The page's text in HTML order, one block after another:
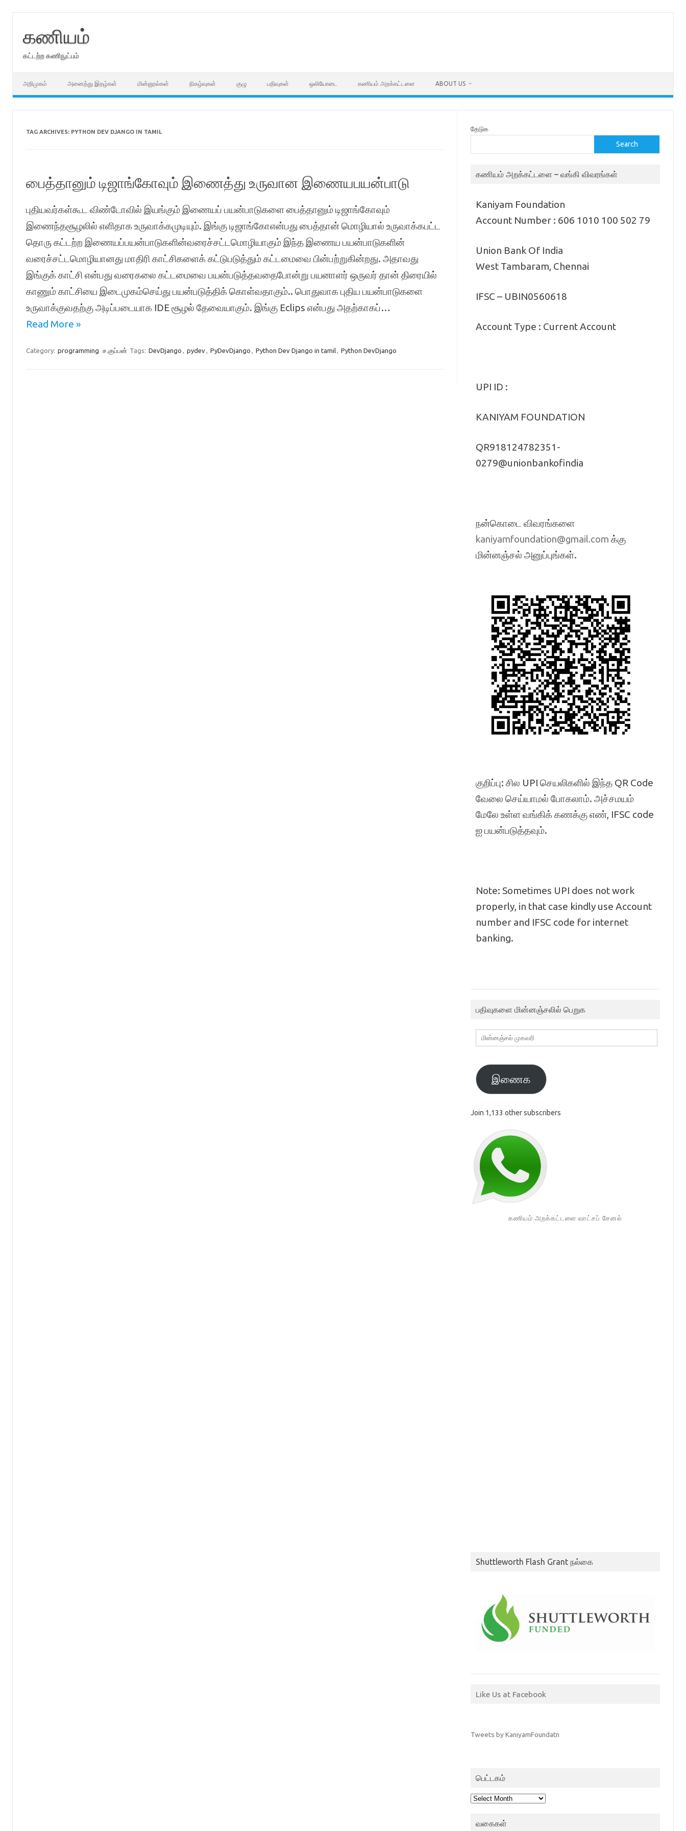
கணியம்
கட்டற்ற கணிநுட்பம்
அறிமுகம் அனைத்து இதழ்கள் மின்னூல்கள் நிகழ்வுகள் குழு பதிவுகள் ஒலியோடை கணியம் அறக்கட்டளை ABOUT US
TAG ARCHIVES: PYTHON DEV DJANGO IN TAMIL
பைத்தானும் டிஜாங்கோவும் இணைத்து உருவான இணையபயன்பாடு
புதியவர்கள்கூட விண்டோவில் இயங்கும் இணையப் பயன்பாடுகளை பைத்தானும் டிஜாங்கோவும்
இணைந்தசூழலில் எளிதாக உருவாக்கமுடியும். இங்கு டிஜாங்கோஎன்பது பைத்தான் மொழியால் உருவாக்கபட்ட
தொரு கட்டற்ற இணையப்பயன்பாடுகளின்வரைச்சட்டமொழியாகும் இந்த இணைய பயன்பாடுகளின்
வரைச்சட்டமொழியானது மாதிரி காட்சிகளைக் கட்டுபடுத்தும் கட்டமைவை பின்பற்றுகின்றது. அதாவது
இங்குக் காட்சி என்பது வரைகலை கட்டமைவை பயன்படுத்தவதைபோன்று பயனாளர் ஒருவர் தான் திரையில்
காணும் காட்சியை இடைமுகம்செய்து பயன்படுத்திக் கொள்வதாகும்.. பொதுவாக புதிய பயன்பாடுகளை
உருவாக்குவதற்கு அடிப்படையாக IDE சூழல் தேவையாகும். இங்கு Eclips என்பது அதற்காகப்…
Read More »
Category: programming ச.குப்பன் Tags: DevDjango , pydev, PyDevDjango , Python Dev Django in tamil, Python DevDjango
தேடுக
Search
கணியம் அறக்கட்டளை – வங்கி விவரங்கள்
Kaniyam Foundation
Account Number : 606 1010 100 502 79
Union Bank Of India
West Tambaram, Chennai
IFSC – UBIN0560618
Account Type : Current Account
UPI ID :
KANIYAM FOUNDATION
QR918124782351-
0279@unionbankofindia
நன்கொடை விவரங்களை
kaniyamfoundation@gmail.com க்கு
மின்னஞ்சல் அனுப்புங்கள்.
குறிப்பு: சில UPI செயலிகளில் இந்த QR Code
வேலை செய்யாமல் போகலாம். அச்சமயம்
மேலே உள்ள வங்கிக் கணக்கு எண், IFSC code
ஐ பயன்படுத்தவும்.
Note: Sometimes UPI does not work
properly, in that case kindly use Account
number and IFSC code for internet
banking.
பதிவுகளை மின்னஞ்சலில் பெறுக
மின்னஞ்சல்
முகவரி
இணைக
Join 1,133 other subscribers
கணியம் அறக்கட்டளை வாட்சப் சேனல்
Shuttleworth Flash Grant நல்கை
Like Us at Facebook
Tweets by KaniyamFoundatn
பெட்டகம்
பெட்டகம்
வகைகள்